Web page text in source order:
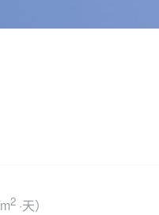
2 ·天）